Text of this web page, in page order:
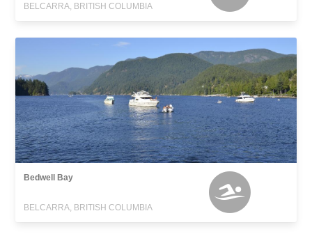
BELCARRA, BRITISH COLUMBIA
Bedwell Bay
BELCARRA, BRITISH COLUMBIA